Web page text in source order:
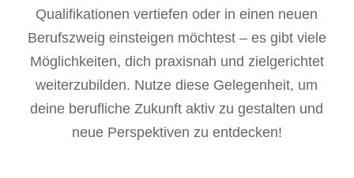
Qualifikationen vertiefen oder in einen neuen
Berufszweig einsteigen möchtest – es gibt viele
Möglichkeiten, dich praxisnah und zielgerichtet
weiterzubilden. Nutze diese Gelegenheit, um
deine berufliche Zukunft aktiv zu gestalten und
neue Perspektiven zu entdecken!